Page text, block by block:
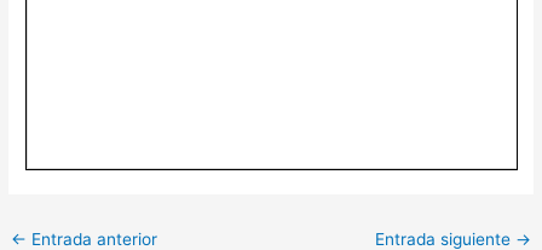
← Entrada anterior Entrada siguiente →